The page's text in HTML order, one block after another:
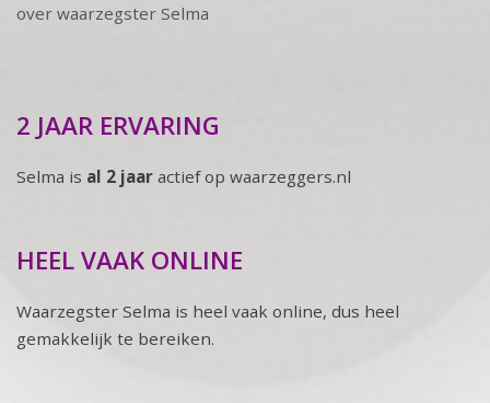
over waarzegster Selma
2 JAAR ERVARING
Selma is al 2 jaar actief op waarzeggers.nl
HEEL VAAK ONLINE
Waarzegster Selma is heel vaak online, dus heel
gemakkelijk te bereiken.